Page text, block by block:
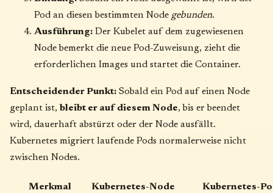
Pod an diesen bestimmten Node gebunden.
Ausführung: Der Kubelet auf dem zugewiesenen
Node bemerkt die neue Pod-Zuweisung, zieht die
erforderlichen Images und startet die Container.
Entscheidender Punkt: Sobald ein Pod auf einen Node
geplant ist, bleibt er auf diesem Node, bis er beendet
wird, dauerhaft abstürzt oder der Node ausfällt.
Kubernetes migriert laufende Pods normalerweise nicht
zwischen Nodes.
Merkmal Kubernetes-Node Kubernetes-